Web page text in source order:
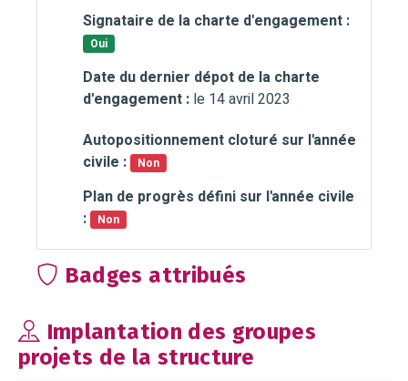
Signataire de la charte d'engagement :
Oui
Date du dernier dépot de la charte
d'engagement : le 14 avril 2023
Autopositionnement cloturé sur l'année
civile :
Non
Plan de progrès défini sur l'année civile
:
Non
Badges attribués
Implantation des groupes
projets de la structure